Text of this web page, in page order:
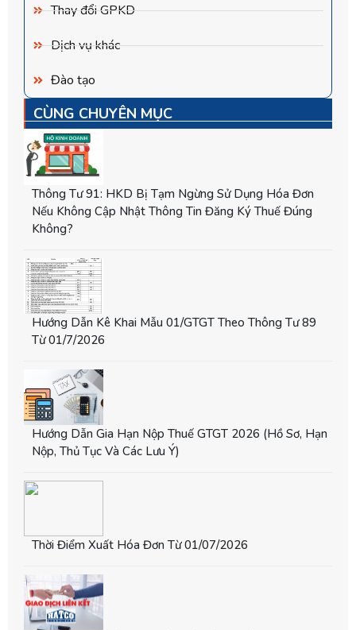
Thay đổi GPKD
Dịch vụ khác
Đào tạo
CÙNG CHUYÊN MỤC
Thông Tư 91: HKD Bị Tạm Ngừng Sử Dụng Hóa Đơn
Nếu Không Cập Nhật Thông Tin Đăng Ký Thuế Đúng
Không?
Hướng Dẫn Kê Khai Mẫu 01/GTGT Theo Thông Tư 89
Từ 01/7/2026
Hướng Dẫn Gia Hạn Nộp Thuế GTGT 2026 (hồ Sơ, Hạn
Nộp, Thủ Tục Và Các Lưu Ý)
Thời Điểm Xuất Hóa Đơn Từ 01/07/2026